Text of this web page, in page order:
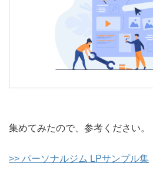
集めてみたので、参考ください。
>> パーソナルジム LPサンプル集